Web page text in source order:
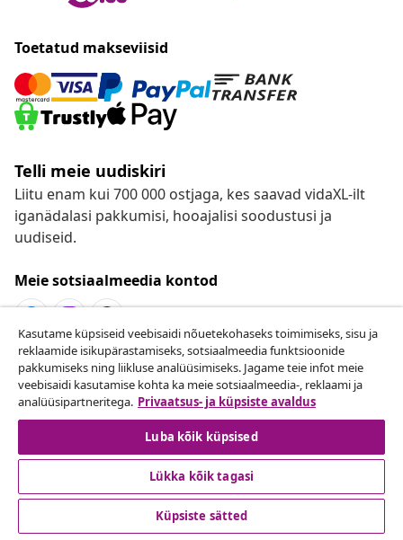
Toetatud makseviisid
Telli meie uudiskiri
Liitu enam kui 700 000 ostjaga, kes saavad vidaXL-ilt
iganädalasi pakkumisi, hooajalisi soodustusi ja
uudiseid.
Meie sotsiaalmeedia kontod
Lepingust taganemine
Esita oma tellimuse kohta tagastamissoov.
Lepingust taganemine
Kasutame küpsiseid veebisaidi nõuetekohaseks toimimiseks, sisu ja
reklaamide isikupärastamiseks, sotsiaalmeedia funktsioonide
pakkumiseks ning liikluse analüüsimiseks. Jagame teie infot meie
veebisaidi kasutamise kohta ka meie sotsiaalmeedia-, reklaami ja
analüüsipartneritega. Privaatsus- ja küpsiste avaldus
Luba kõik küpsised
Lükka kõik tagasi
Küpsiste sätted